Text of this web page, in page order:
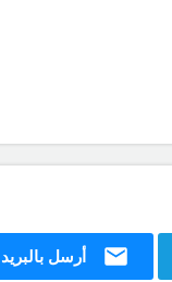
أرسل بالبريد